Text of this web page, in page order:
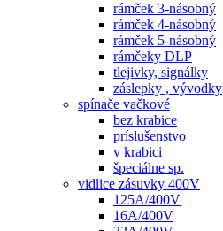
rámček 3-násobný
rámček 4-násobný
rámček 5-násobný
rámčeky DLP
tlejivky, signálky
záslepky , vývodky
spínače vačkové
bez krabice
príslušenstvo
v krabici
špeciálne sp.
vidlice zásuvky 400V
125A/400V
16A/400V